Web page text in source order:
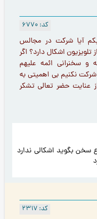
کد: 6770
آيا شركت در مجالس
اشکال دارد؟ اگر
و سخنرانی ائمه عليهم
شركت نكنيم بى اهميتى به
حضر تعالى تشكر
سخن بگوید اشکالی ندارد
کد: 2317